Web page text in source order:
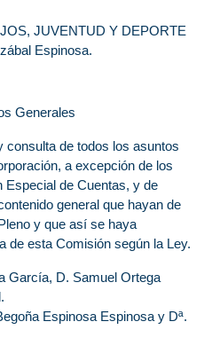
JUVENTUD Y DEPORTE
Espinosa.
Generales
consulta de todos los asuntos
a excepción de los
Especial de Cuentas, y de
general que hayan de
y que así se haya
de esta Comisión según la Ley.
García, D. Samuel Ortega
Espinosa Espinosa y Dª.